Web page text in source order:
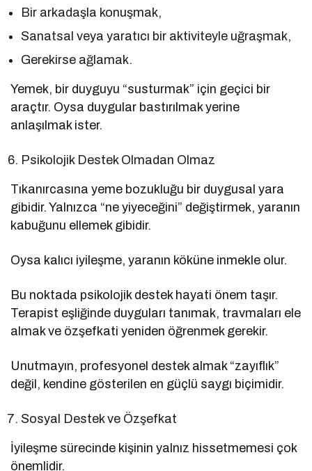
Bir arkadaşla konuşmak,
Sanatsal veya yaratıcı bir aktiviteyle uğraşmak,
Gerekirse ağlamak.
Yemek, bir duyguyu “susturmak” için geçici bir
araçtır. Oysa duygular bastırılmak yerine
anlaşılmak ister.
Psikolojik Destek Olmadan Olmaz
Tıkanırcasına yeme bozukluğu bir duygusal yara
gibidir. Yalnızca “ne yiyeceğini” değiştirmek, yaranın
kabuğunu ellemek gibidir.
Oysa kalıcı iyileşme, yaranın köküne inmekle olur.
Bu noktada psikolojik destek hayati önem taşır.
Terapist eşliğinde duyguları tanımak, travmaları ele
almak ve özşefkati yeniden öğrenmek gerekir.
Unutmayın, profesyonel destek almak “zayıflık”
değil, kendine gösterilen en güçlü saygı biçimidir.
Sosyal Destek ve Özşefkat
İyileşme sürecinde kişinin yalnız hissetmemesi çok
önemlidir.